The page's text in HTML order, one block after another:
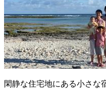
閑静な住宅地にある小さな